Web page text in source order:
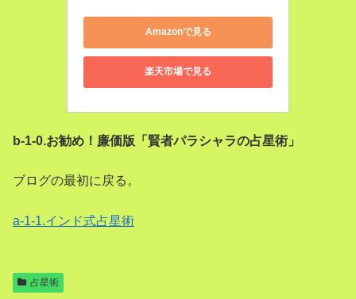
Amazonで見る
楽天市場で見る
b-1-0.お勧め！廉価版「賢者パラシャラの占星術」
ブログの最初に戻る。
a-1-1.インド式占星術
占星術